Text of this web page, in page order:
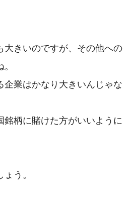
大きいのですが、その他への
企業はかなり大きいんじゃな
銘柄に賭けた方がいいように
う。